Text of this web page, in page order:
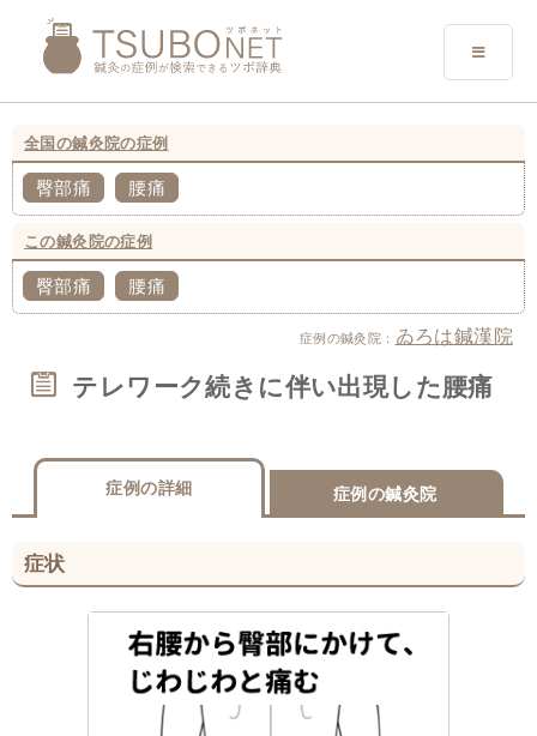
全国の鍼灸院の症例
臀部痛 腰痛
この鍼灸院の症例
臀部痛 腰痛
症例の鍼灸院： ゐろは鍼漢院
テレワーク続きに伴い出現した腰痛
症例の詳細 症例の鍼灸院
症状